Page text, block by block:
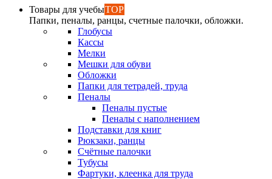
Товары для учебыTOP
Папки, пеналы, ранцы, счетные палочки, обложки.
Глобусы
Кассы
Мелки
Мешки для обуви
Обложки
Папки для тетрадей, труда
Пеналы
Пеналы пустые
Пеналы с наполнением
Подставки для книг
Рюкзаки, ранцы
Счётные палочки
Тубусы
Фартуки, клеенка для труда